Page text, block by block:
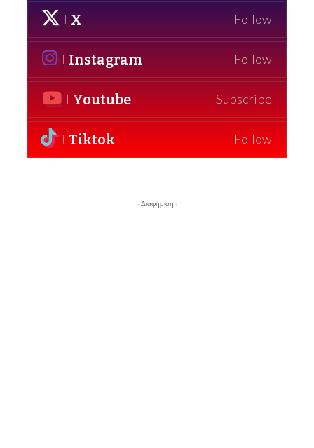
X Follow
Instagram Follow
Youtube Subscribe
Tiktok Follow
- Διαφήμιση -